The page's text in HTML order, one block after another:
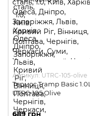
Артикул: UTRC-105-olive
Термос Tramp Basic 1.0L
UTRC-105 Olive
689 грн